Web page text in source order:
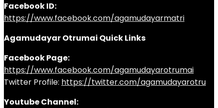
Facebook ID:
https://www.facebook.com/agamudayarmatri
Agamudayar Otrumai Quick Links
Facebook Page:
https://www.facebook.com/agamudayarotrumai
Twitter Profile: https://twitter.com/agamudayarotru
Youtube Channel: